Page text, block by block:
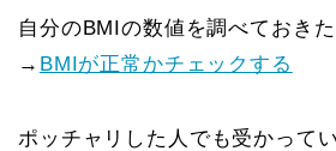
自分のBMIの数値を調べておき
→ BMIが正常かチェックする
ポッチャリした人でも受かって